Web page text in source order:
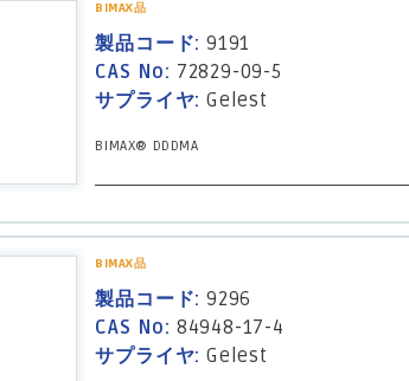
BIMAX品
製品コード: 9191
CAS No: 72829-09-5
サプライヤ: Gelest
BIMAX® DDDMA
BIMAX品
製品コード: 9296
CAS No: 84948-17-4
サプライヤ: Gelest